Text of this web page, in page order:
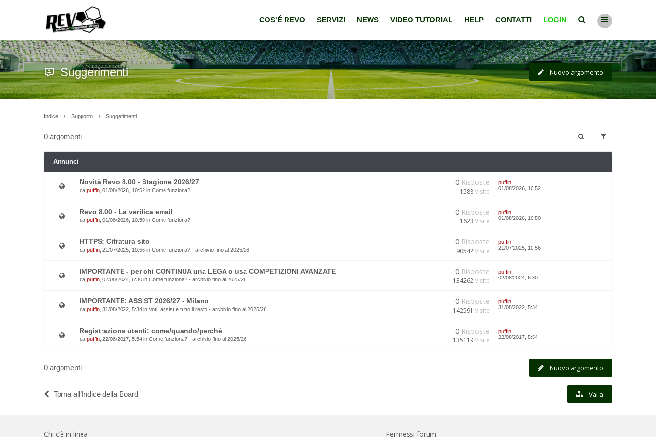
COS'É REVO SERVIZI NEWS VIDEO TUTORIAL HELP CONTATTI LOGIN
Suggerimenti Nuovo argomento
Indice Supporto Suggerimenti
0 argomenti
Annunci
Novità Revo 8.00 - Stagione 2026/27
da puffin , 01/08/2026, 10:52 in Come funziona?
0 Risposte
1588Visite
puffin
01/08/2026, 10:52
Revo 8.00 - La verifica email
da puffin , 01/08/2026, 10:50 in Come funziona?
0 Risposte
1623 Visite
puffin
01/08/2026, 10:50
HTTPS: Cifratura sito
da puffin , 21/07/2025, 10:56 in Come funziona? - archivio fino al 2025/26
0 Risposte
90542Visite
puffin
21/07/2025, 10:56
IMPORTANTE - per chi CONTINUA una LEGA o usa COMPETIZIONI AVANZATE
da puffin , 02/08/2024, 6:30 in Come funziona? - archivio fino al 2025/26
0 Risposte
134262Visite
puffin
02/08/2024, 6:30
IMPORTANTE: ASSIST 2026/27 - Milano
da puffin , 31/08/2022, 5:34 in Voti, assist e tutto il resto - archivio fino al 2025/26
0 Risposte
142591 Visite
puffin
31/08/2022, 5:34
Registrazione utenti: come/quando/perchè
da puffin , 22/08/2017, 5:54 in Come funziona? - archivio fino al 2025/26
0 Risposte
135119Visite
puffin
22/08/2017, 5:54
Nuovo argomento
0 argomenti
Torna all’Indice della Board Vai a
Permessi forum
Chi c’è in linea